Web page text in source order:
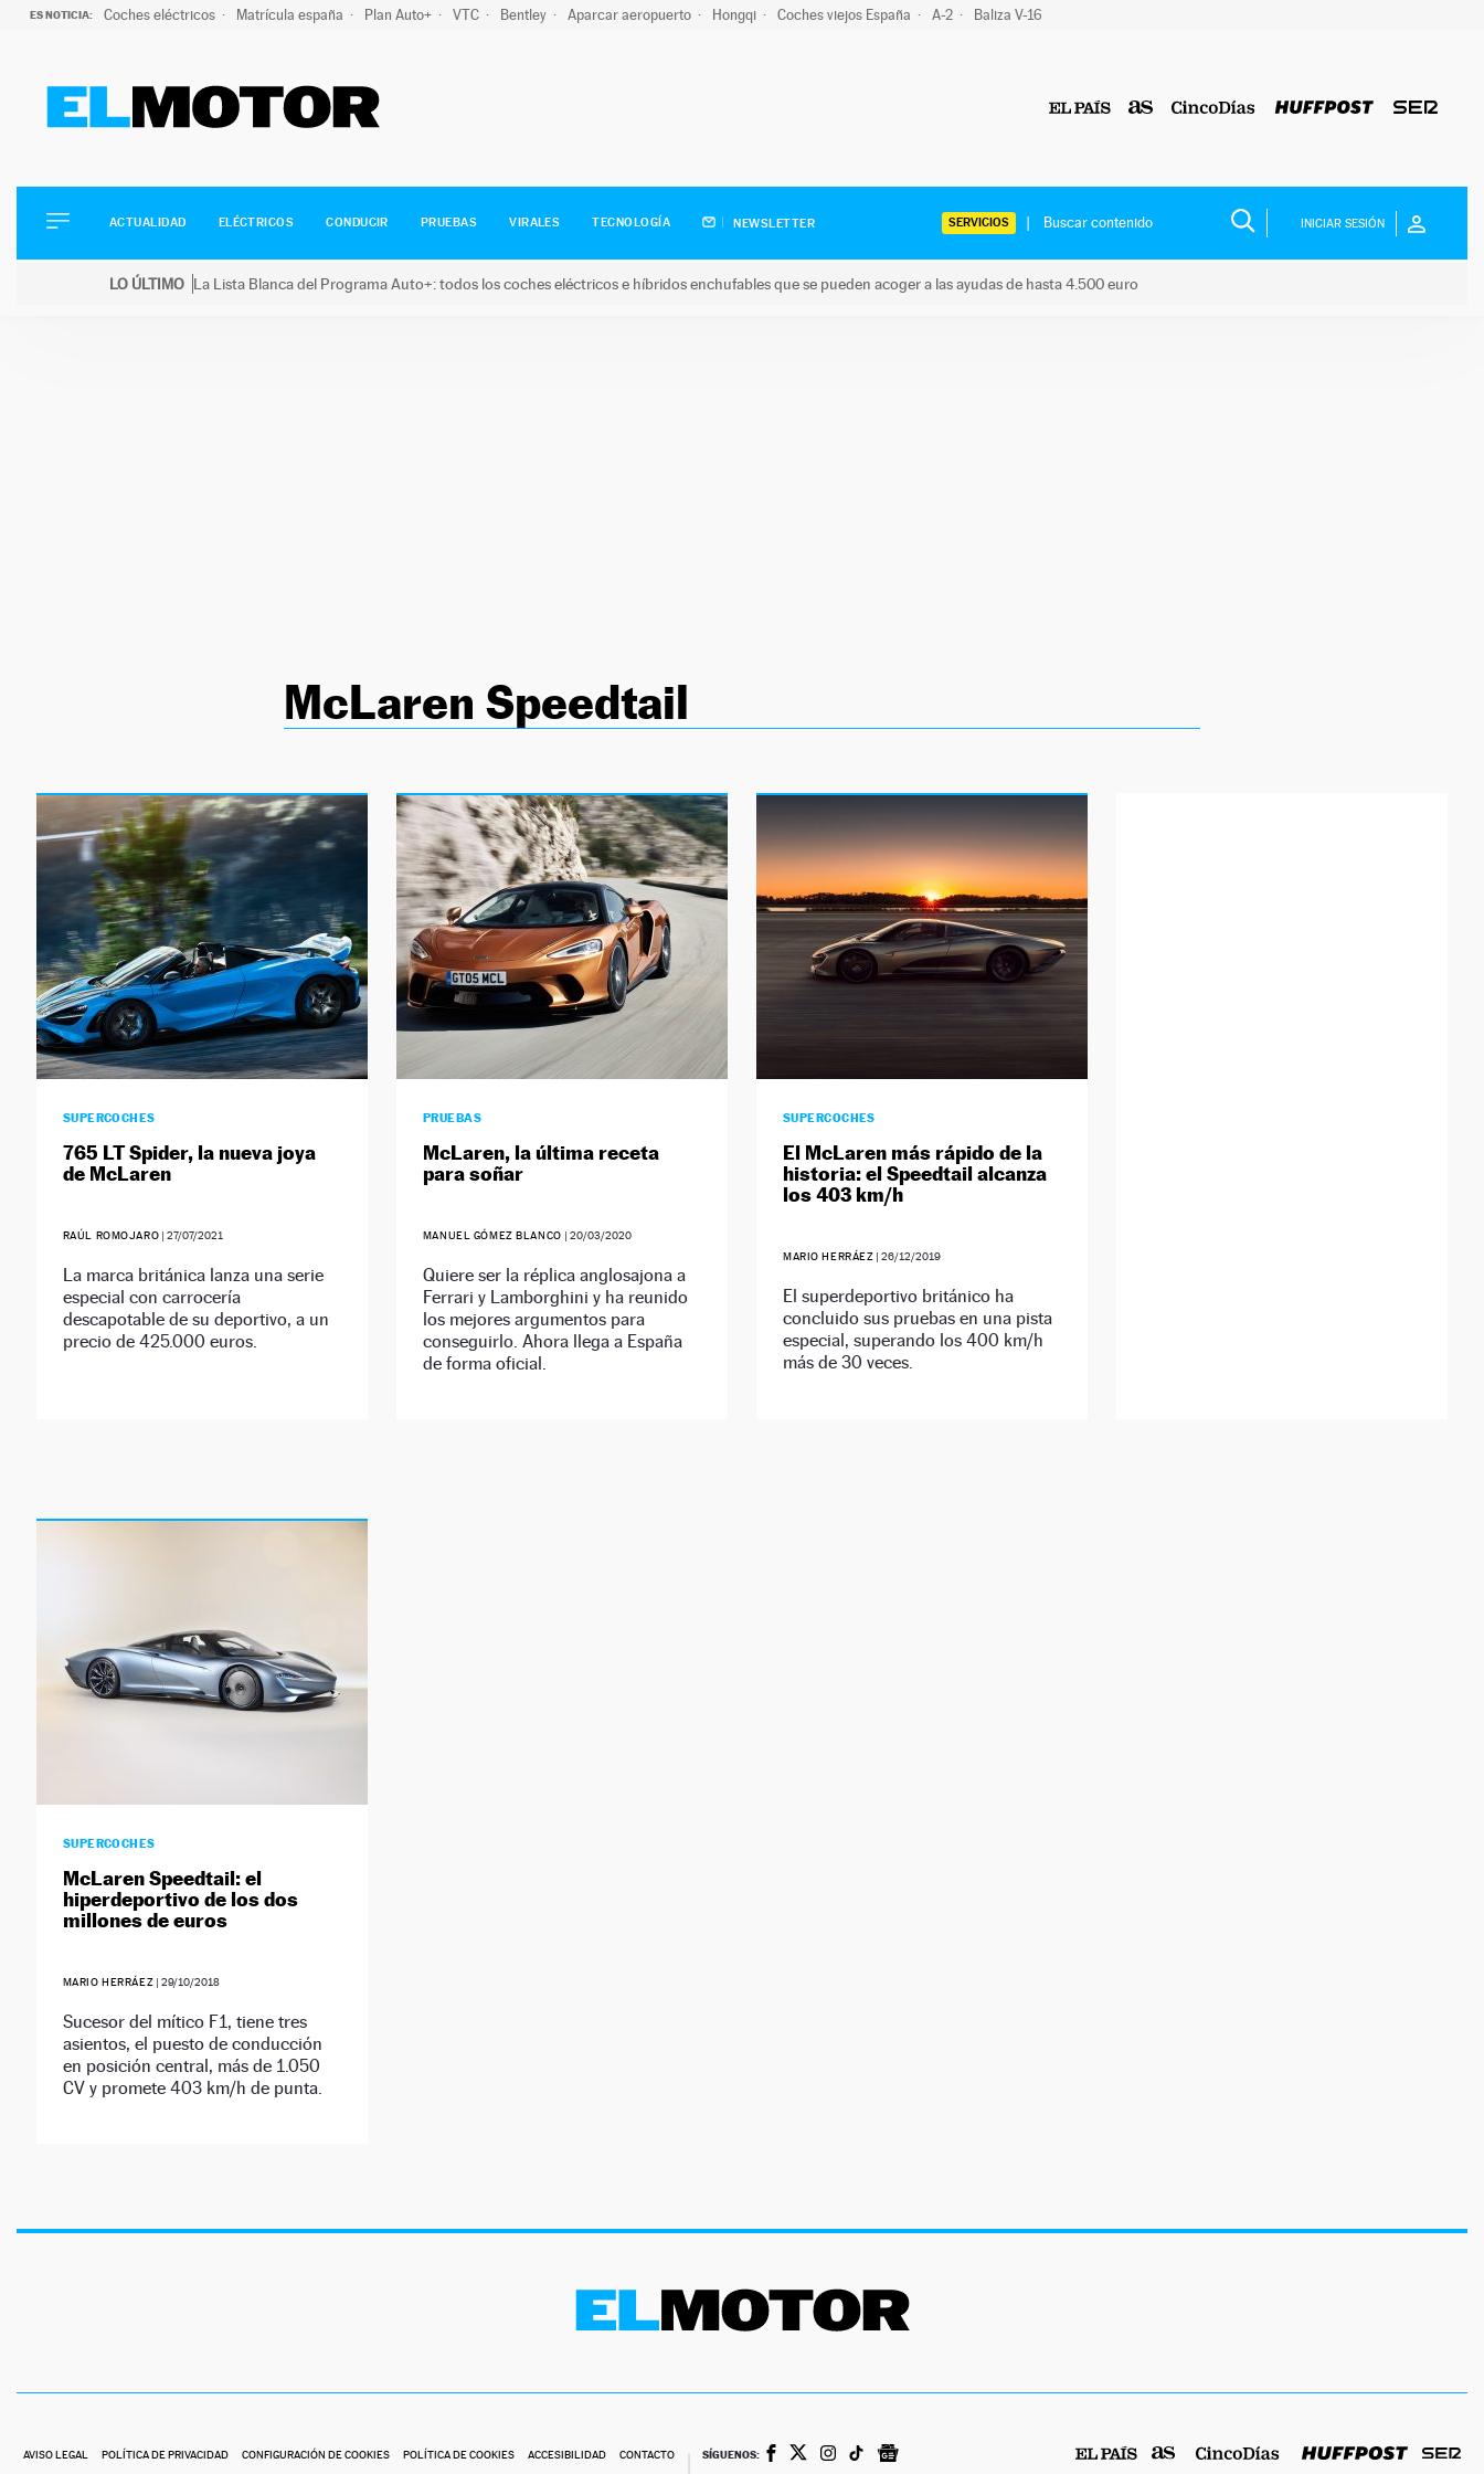
ES NOTICIA: Coches eléctricos Matrícula españa Plan Auto+ VTC Bentley Aparcar aeropuerto Hongqi Coches viejos España A-2 Baliza V-16
ELÉCTRICOS
CONDUCIR
ACTUALIDAD ELÉCTRICOS CONDUCIR PRUEBAS VIRALES TECNOLOGÍA NEWSLETTER SERVICIOS INICIAR SESIÓN
LO ÚLTIMO La Lista Blanca del Programa Auto+: todos los coches eléctricos e híbridos enchufables que se pueden acoger a las ayudas de hasta 4.500 euro
McLaren Speedtail
SUPERCOCHES
765 LT Spider, la nueva joya
de McLaren
RAÚL ROMOJARO |27/07/2021
La marca británica lanza una serie
especial con carrocería
descapotable de su deportivo, a un
precio de 425.000 euros.
PRUEBAS
McLaren, la última receta
para soñar
MANUEL GÓMEZ BLANCO | 20/03/2020
Quiere ser la réplica anglosajona a
Ferrari y Lamborghini y ha reunido
los mejores argumentos para
conseguirlo. Ahora llega a España
de forma oficial.
SUPERCOCHES
El McLaren más rápido de la
historia: el Speedtail alcanza
los 403 km/h
MARIO HERRÁEZ |26/12/2019
El superdeportivo británico ha
concluido sus pruebas en una pista
especial, superando los 400 km/h
más de 30 veces.
SUPERCOCHES
McLaren Speedtail: el
hiperdeportivo de los dos
millones de euros
MARIO HERRÁEZ |29/10/2018
Sucesor del mítico F1, tiene tres
asientos, el puesto de conducción
en posición central, más de 1.050
CV y promete 403 km/h de punta.
AVISO LEGAL POLÍTICA DE PRIVACIDAD CONFIGURACIÓN DE COOKIES POLÍTICA DE COOKIES ACCESIBILIDAD CONTACTO SÍGUENOS: